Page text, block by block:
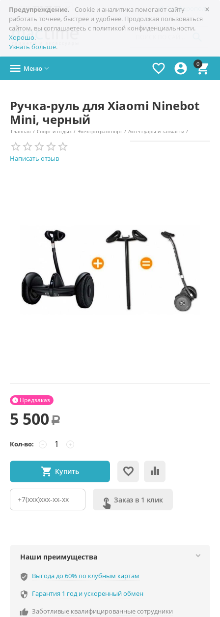
×
Предупреждение.
Cookie и аналитика помогают сайту
работать точнее, быстрее и удобнее. Продолжая пользоваться
сайтом, вы соглашаетесь с политикой конфиденциальности.
Хорошо.
Узнать больше.
Симферополь
+7(978)773-77-77 
0



 Меню 
Ручка-руль для Xiaomi Ninebot
Mini, черный
Главная / Спорт и отдых / Электротранспорт / Аксессуары и запчасти /
Написать отзыв
Предзаказ

5 500 Р
Кол-во: +
−
Купить
Заказ в 1 клик
Наши преимущества
verified_user Выгода до 60% по клубным картам
 Гарантия 1 год и ускоренный обмен
 Заботливые квалифицированные сотрудники